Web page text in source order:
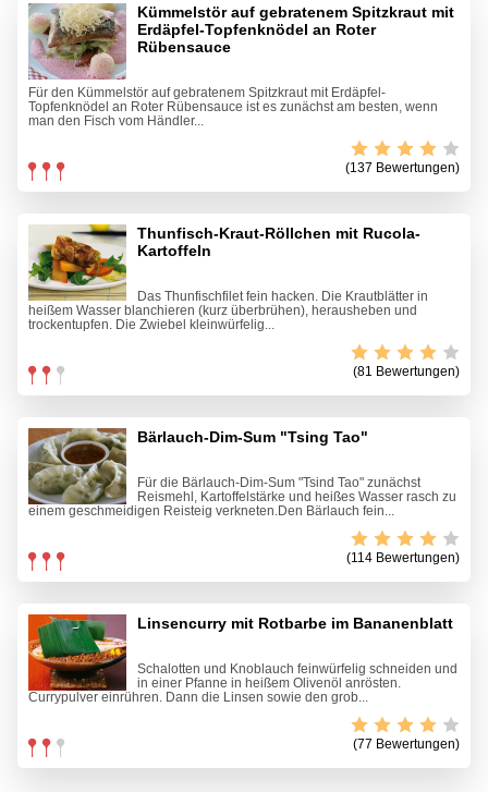
Kümmelstör auf gebratenem Spitzkraut mit
Erdäpfel-Topfenknödel an Roter
Rübensauce
Für den Kümmelstör auf gebratenem Spitzkraut mit Erdäpfel-
Topfenknödel an Roter Rübensauce ist es zunächst am besten, wenn
man den Fisch vom Händler...
(137 Bewertungen)
Thunfisch-Kraut-Röllchen mit Rucola-
Kartoffeln
Das Thunfischfilet fein hacken. Die Krautblätter in
heißem Wasser blanchieren (kurz überbrühen), herausheben und
trockentupfen. Die Zwiebel kleinwürfelig...
(81 Bewertungen)
Bärlauch-Dim-Sum "Tsing Tao"
Für die Bärlauch-Dim-Sum "Tsind Tao" zunächst
Reismehl, Kartoffelstärke und heißes Wasser rasch zu
einem geschmeidigen Reisteig verkneten.Den Bärlauch fein...
(114 Bewertungen)
Linsencurry mit Rotbarbe im Bananenblatt
Schalotten und Knoblauch feinwürfelig schneiden und
in einer Pfanne in heißem Olivenöl anrösten.
Currypulver einrühren. Dann die Linsen sowie den grob...
(77 Bewertungen)